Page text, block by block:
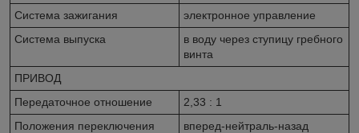
Система зажигания
электронное управление
Система выпуска
в воду через ступицу гребного
винта
ПРИВОД
Передаточное отношение
2,33 : 1
Положения переключения
вперед-нейтраль-назад